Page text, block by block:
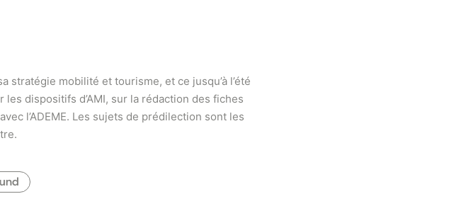
stratégie mobilité et tourisme, et ce jusqu’à l’été
dispositifs d’AMI, sur la rédaction des fiches
l’ADEME. Les sujets de prédilection sont les